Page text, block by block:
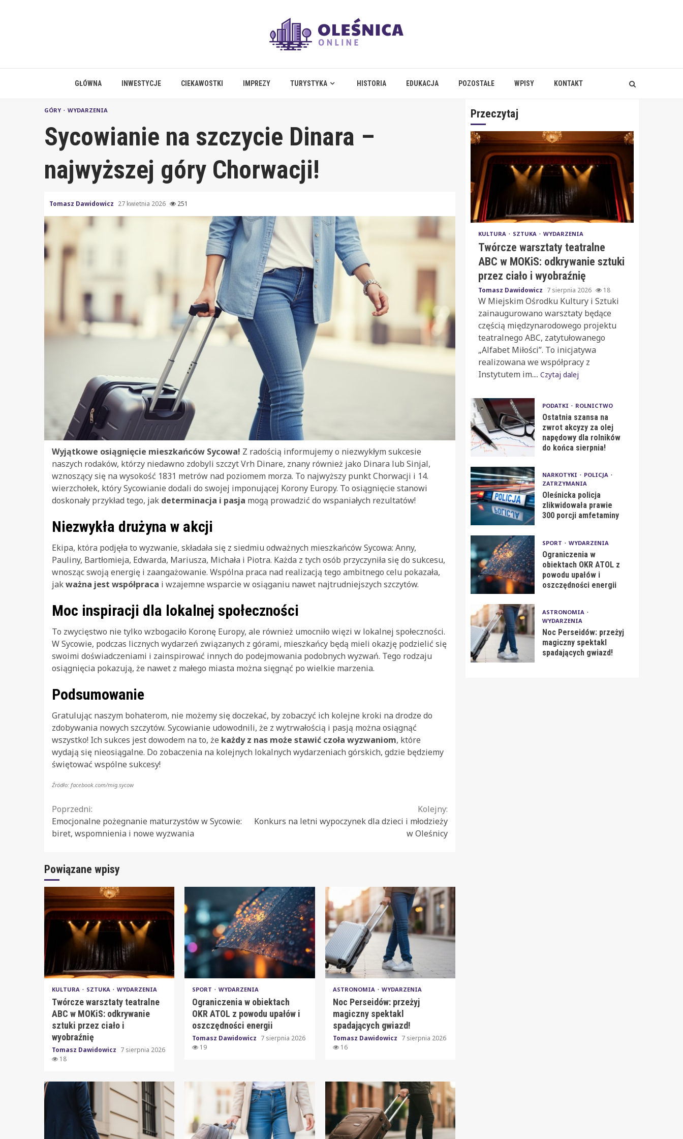
GŁÓWNA INWESTYCJE CIEKAWOSTKI IMPREZY TURYSTYKA HISTORIA EDUKACJA POZOSTAŁE WPISY KONTAKT
GÓRY WYDARZENIA
Sycowianie na szczycie Dinara –
najwyższej góry Chorwacji!
Tomasz Dawidowicz 27 kwietnia 2026 251
Wyjątkowe osiągnięcie mieszkańców Sycowa! Z radością informujemy o niezwykłym sukcesie
naszych rodaków, którzy niedawno zdobyli szczyt Vrh Dinare, znany również jako Dinara lub Sinjal,
wznoszący się na wysokość 1831 metrów nad poziomem morza. To najwyższy punkt Chorwacji i 14.
wierzchołek, który Sycowianie dodali do swojej imponującej Korony Europy. To osiągnięcie stanowi
doskonały przykład tego, jak determinacja i pasja mogą prowadzić do wspaniałych rezultatów!
Niezwykła drużyna w akcji
Ekipa, która podjęła to wyzwanie, składała się z siedmiu odważnych mieszkańców Sycowa: Anny,
Pauliny, Bartłomieja, Edwarda, Mariusza, Michała i Piotra. Każda z tych osób przyczyniła się do sukcesu,
wnosząc swoją energię i zaangażowanie. Wspólna praca nad realizacją tego ambitnego celu pokazała,
jakważna jest współpraca i wzajemne wsparcie w osiąganiu nawet najtrudniejszych szczytów.
Moc inspiracji dla lokalnej społeczności
To zwycięstwo nie tylko wzbogaciło Koronę Europy, ale również umocniło więzi w lokalnej społeczności.
W Sycowie, podczas licznych wydarzeń związanych z górami, mieszkańcy będą mieli okazję podzielić się
swoimi doświadczeniami i zainspirować innych do podejmowania podobnych wyzwań. Tego rodzaju
osiągnięcia pokazują, że nawet z małego miasta można sięgnąć po wielkie marzenia.
Podsumowanie
Gratulując naszym bohaterom, nie możemy się doczekać, by zobaczyć ich kolejne kroki na drodze do
zdobywania nowych szczytów. Sycowianie udowodnili, że z wytrwałością i pasją można osiągnąć
wszystko! Ich sukces jest dowodem na to, że każdy z nas może stawić czoła wyzwaniom, które
wydają się nieosiągalne. Do zobaczenia na kolejnych lokalnych wydarzeniach górskich, gdzie będziemy
świętować wspólne sukcesy!
Źródło: facebook.com/mig.sycow
Continue
Reading
Poprzedni:
Emocjonalne pożegnanie maturzystów w Sycowie:
biret, wspomnienia i nowe wyzwania
Kolejny:
Konkurs na letni wypoczynek dla dzieci i młodzieży
w Oleśnicy
Powiązane wpisy
KULTURA SZTUKA WYDARZENIA
Twórcze warsztaty teatralne
ABC w MOKiS: odkrywanie
sztuki przez ciało i
wyobraźnię
Tomasz Dawidowicz 7 sierpnia 2026
18
SPORT WYDARZENIA
Ograniczenia w obiektach
OKR ATOL z powodu upałów i
oszczędności energii
Tomasz Dawidowicz 7 sierpnia 2026
19
ASTRONOMIA WYDARZENIA
Noc Perseidów: przeżyj
magiczny spektakl
spadających gwiazd!
Tomasz Dawidowicz 7 sierpnia 2026
16
Przeczytaj
KULTURA SZTUKA WYDARZENIA
Twórcze warsztaty teatralne
ABC w MOKiS: odkrywanie sztuki
przez ciało i wyobraźnię
Tomasz Dawidowicz 7 sierpnia 2026 18
W Miejskim Ośrodku Kultury i Sztuki
zainaugurowano warsztaty będące
częścią międzynarodowego projektu
teatralnego ABC, zatytułowanego
„Alfabet Miłości”. To inicjatywa
realizowana we współpracy z
Instytutem im.... Czytaj dalej
PODATKI ROLNICTWO
Ostatnia szansa na
zwrot akcyzy za olej
napędowy dla rolników
do końca sierpnia!
NARKOTYKI
POLICJA
ZATRZYMANIA
Oleśnicka policja
zlikwidowała prawie
300 porcji amfetaminy
SPORT WYDARZENIA
Ograniczenia w
obiektach OKR ATOL z
powodu upałów i
oszczędności energii
ASTRONOMIA
WYDARZENIA
Noc Perseidów: przeżyj
magiczny spektakl
spadających gwiazd!